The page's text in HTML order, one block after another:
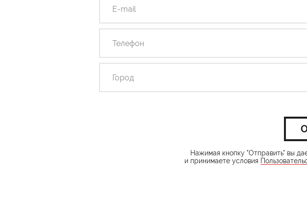
Нажимая кнопку "Отправить" вы
и принимаете условия